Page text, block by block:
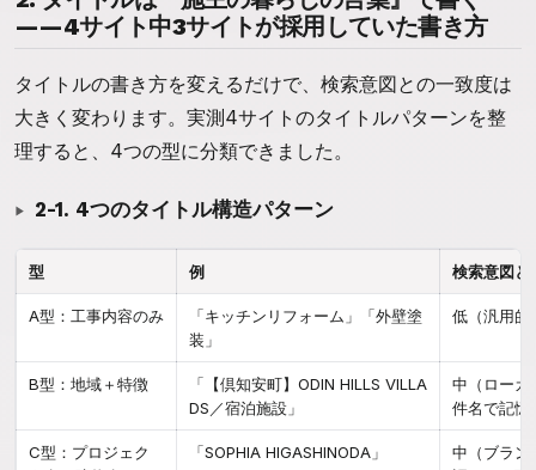
——4サイト中3サイトが採用していた書き方
タイトルの書き方を変えるだけで、検索意図との一致度は
大きく変わります。実測4サイトのタイトルパターンを整
理すると、4つの型に分類できました。
2-1. 4つのタイトル構造パターン
型 例 検索意図と
A型：工事内容のみ
「キッチンリフォーム」「外壁塗
装」
低（汎用的
B型：地域＋特徴
「【倶知安町】ODIN HILLS VILLA
DS／宿泊施設」
中（ローカ
件名で記憶
C型：プロジェク
「SOPHIA HIGASHINODA」
中（ブラン